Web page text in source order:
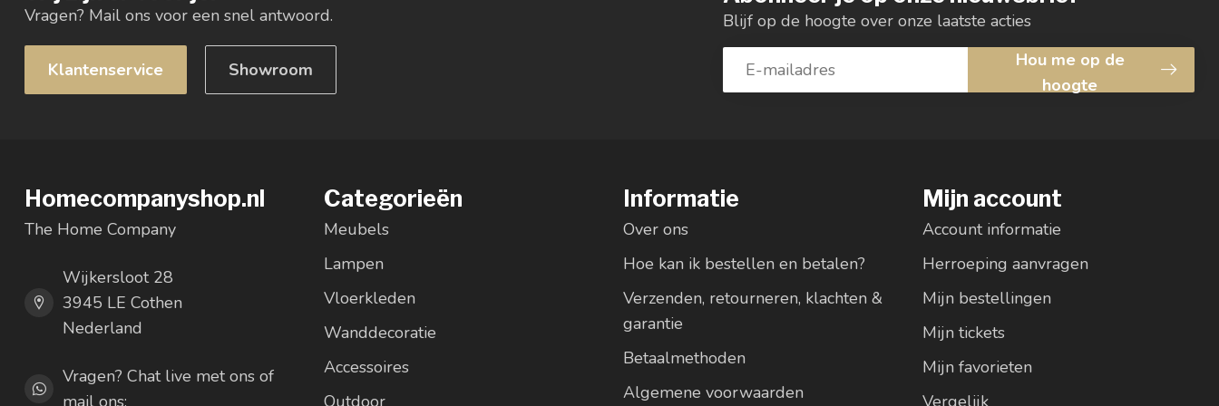
Vragen? Mail ons voor een snel antwoord.
Klantenservice Showroom
Blijf op de hoogte over onze laatste acties
Hou me op de
hoogte
Homecompanyshop.nl
The Home Company
Wijkersloot 28
3945 LE Cothen
Nederland
Vragen? Chat live met ons of
Categorieën
Meubels
Lampen
Vloerkleden
Wanddecoratie
Accessoires
Informatie
Over ons
Hoe kan ik bestellen en betalen?
Verzenden, retourneren, klachten &
garantie
Betaalmethoden
Algemene voorwaarden
Mijn account
Account informatie
Herroeping aanvragen
Mijn bestellingen
Mijn tickets
Mijn favorieten